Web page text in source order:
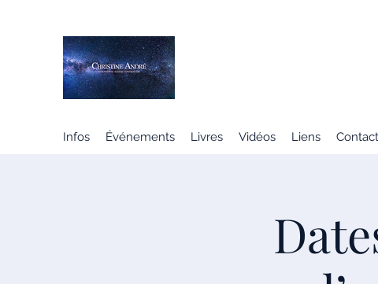
Infos Événements Livres Vidéos Liens Contact